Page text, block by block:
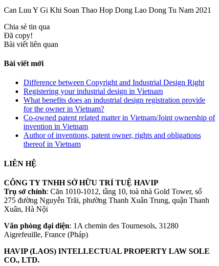
Can Luu Y Gi Khi Soan Thao Hop Dong Lao Dong Tu Nam 2021
Chia sẻ tin qua
Đã copy!
Bài viết liên quan
Bài viết mới
Difference between Copyright and Industrial Design Right
Registering your industrial design in Vietnam
What benefits does an industrial design registration provide
for the owner in Vietnam?
Co-owned patent related matter in Vietnam/Joint ownership of
invention in Vietnam
Author of inventions, patent owner, rights and obligations
thereof in Vietnam
LIÊN HỆ
CÔNG TY TNHH SỞ HỮU TRÍ TUỆ HAVIP
Trụ sở chính: Căn 1010-1012, tầng 10, toà nhà Gold Tower, số
275 đường Nguyễn Trãi, phường Thanh Xuân Trung, quận Thanh
Xuân, Hà Nội
Văn phòng đại diện: 1A chemin des Tournesols, 31280
Aigrefeuille, France (Pháp)
HAVIP (LAOS) INTELLECTUAL PROPERTY LAW SOLE
CO., LTD.